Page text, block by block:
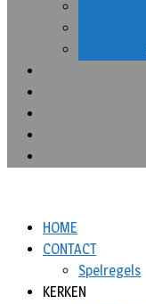
HOME
CONTACT
Spelregels
KERKEN